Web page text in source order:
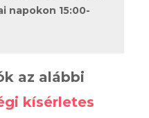
napokon 15:00-
az alábbi
kísérletes